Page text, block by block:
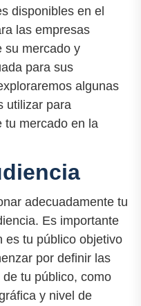
disponibles en el
las empresas
su mercado y
para sus
algunas
utilizar para
tu mercado en la
adecuadamente tu
Es importante
es tu público objetivo
por definir las
tu público, como
y nivel de